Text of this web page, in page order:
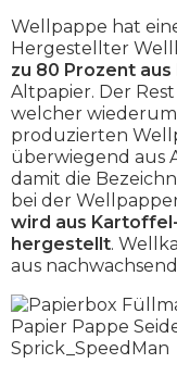
Wellpappe hat
Hergestellter
zu 80 Prozent
Altpapier. Der
welcher
produzierten
überwiegend aus
damit die
bei der
wird aus
hergestellt.
aus